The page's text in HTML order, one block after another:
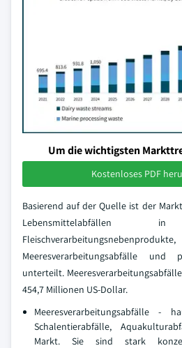
Um die wichtigsten
Kostenloses PDF
Basierend auf der Quelle ist der
Lebensmittelabfällen in
Fleischverarbeitungsnebenprodukte,
Meeresverarbeitungsabfälle und
unterteilt.
454,7 Millionen US-Dollar.
Meeresverarbeitungsabfälle -
Schalentierabfälle,
Markt. Sie sind stark